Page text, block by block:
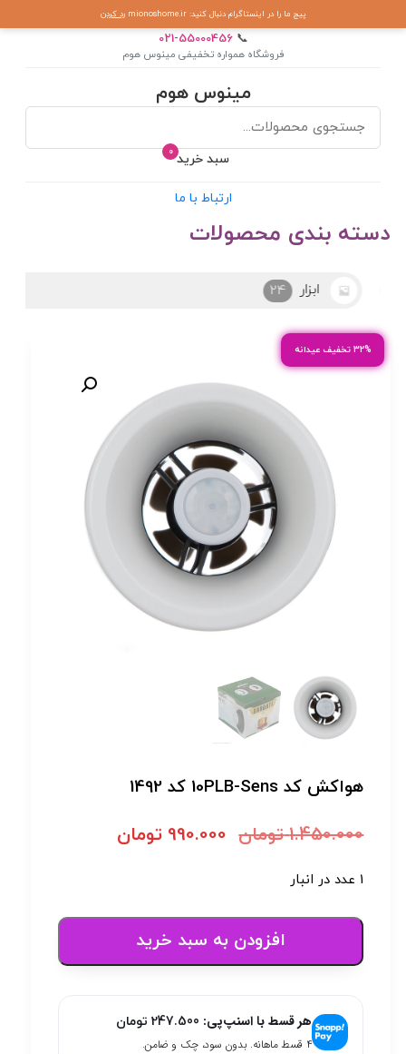
پیج ما را در اینستاگرام دنبال کنید: mionoshome.ir رد کردن
📞
021-55000456
فروشگاه همواره تخفیفی مینوس هوم
مینوس هوم
0 سبد خرید
ارتباط با ما
دسته بندی محصولات
ابزار 24
۳۲% تخفیف عیدانه
هواکش کد 10PLB-Sens کد 1492
1.450.000 تومان 990.000 تومان
1 عدد در انبار
افزودن به سبد خرید
هر قسط با اسنپ‌پی: 247.500 تومان
۴ قسط ماهانه. بدون سود، چک و ضامن.